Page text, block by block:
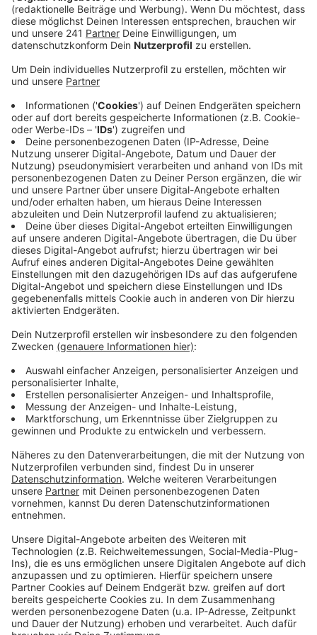
Bürgerinnen und Bürgern mitgestaltet werden
soll.
Veröffentlicht:Montag, 25.09.2023 13:36
Anzeige
Sie enthält Vorschriften zu grüneren Baumaßnahmen in
unserer Stadt – also für mehr bepflanzte Flächen um
und auf neuen Häusern. Wie genau die aussehen, sollen
die Menschen mitentscheiden, durch Änderungs- und
Verbesserungsvorschläge.Alle Infos zur öffentlichen
Gestaltung der Grünsatzung inklusive Erklär-Video
findet ihr hier.
Anzeige
Weitere Meldungen aus Leverkusen
Anzeige
Stadt Leverkusen aktuell nur eingeschränkt erreichbar
Leverkusen: Schülerin in Schlebusch verfolgt
Leverkusen
Anzeige
Anzeige